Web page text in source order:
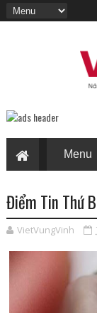
Điểm Tin Thứ
VietVungVinh